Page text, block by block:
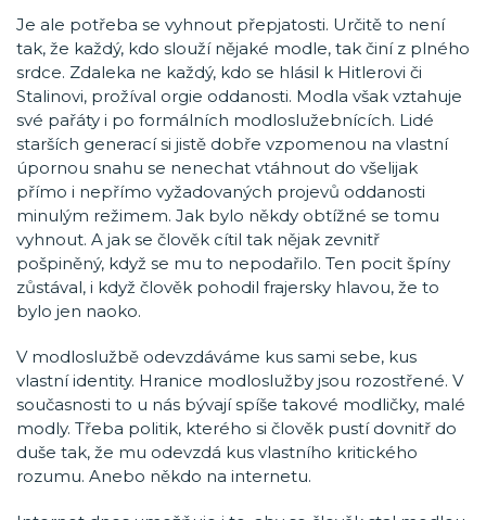
Je ale potřeba se vyhnout přepjatosti. Určitě to není
tak, že každý, kdo slouží nějaké modle, tak činí z plného
srdce. Zdaleka ne každý, kdo se hlásil k Hitlerovi či
Stalinovi, prožíval orgie oddanosti. Modla však vztahuje
své pařáty i po formálních modloslužebnících. Lidé
starších generací si jistě dobře vzpomenou na vlastní
úpornou snahu se nenechat vtáhnout do všelijak
přímo i nepřímo vyžadovaných projevů oddanosti
minulým režimem. Jak bylo někdy obtížné se tomu
vyhnout. A jak se člověk cítil tak nějak zevnitř
pošpiněný, když se mu to nepodařilo. Ten pocit špíny
zůstával, i když člověk pohodil frajersky hlavou, že to
bylo jen naoko.
V modloslužbě odevzdáváme kus sami sebe, kus
vlastní identity. Hranice modloslužby jsou rozostřené. V
současnosti to u nás bývají spíše takové modličky, malé
modly. Třeba politik, kterého si člověk pustí dovnitř do
duše tak, že mu odevzdá kus vlastního kritického
rozumu. Anebo někdo na internetu.